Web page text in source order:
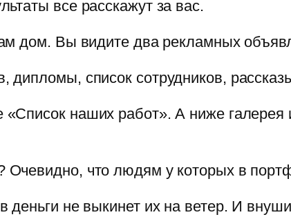
все расскажут за вас.
дом. Вы видите два рекламных
дипломы, список сотрудников,
наших работ». А ниже галерея
Очевидно, что людям у которых в
деньги не выкинет их на ветер. И